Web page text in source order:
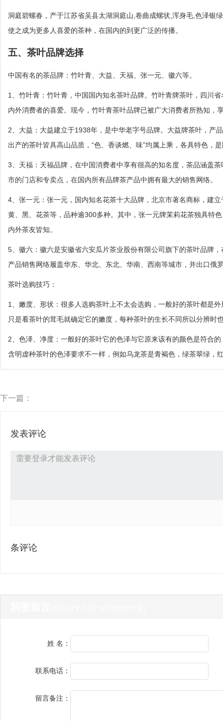
洞庭碧螺春，产于江苏省吴县太湖洞庭山,卷曲成螺状,浑身毛,色泽银
使之成为更多人喜爱的茶种，在国内的到更广泛的传播。
五、茶叶品牌选择
中国有名的茶品牌：竹叶青、大益、天福、张一元、徽六等。
1、竹叶青：竹叶青，中国国内知名茶叶品牌。竹叶青牌茶叶，四川
内外消费者的喜爱。现今，竹叶青茶叶品牌已被广大消费者所熟知，
2、大益：大益建立于1938年，是中华老字号品牌。大益牌茶叶，产
出产的茶叶皆具高山品质，“色、香谈燃、味”均属上乘，各具特色，
3、天福：天福品牌，在中国消费者中享有很高的知名度，茶品涵盖
市的门店和专卖点，在国内所有品牌茶产品中拥有最大的销售网络。
4、张一元：张一元，国内知名花茶十大品牌，北京市著名商标，建
黄、黑、花茶等，品种逾300多种。其中，张一元牌茉莉花茶独具特
内外茶友皆知。
5、徽六：徽六是安徽省六安瓜片茶业股份有限公司旗下的茶叶品牌
产品销售网络履盖华东、华北、东北、华南、西南等城市，并出口俄
茶叶选购技巧：
1、嫩度、形状：很多人选购茶叶上不太会选购，一般好的茶叶都是
只是看茶叶的茸毛就确定它的嫩度，每种茶叶的生长不同所以分辨时
2、色泽、净度：一般好的茶叶它的色泽与它原来该有的颜色是符合
含明虚种茶叶的色泽要求不一样，例如乌龙茶是青褐色，绿茶翠绿，
下一篇：
发表评论
条评论
姓 名：
联系电话：
留言备注：